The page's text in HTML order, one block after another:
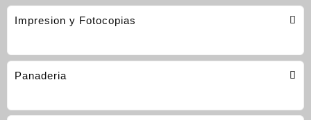
Impresion y Fotocopias
Panaderia